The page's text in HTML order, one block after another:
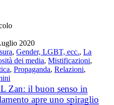
2020
,Gender, LGBT, ecc.,La
dei media,Mistificazioni,
,Propaganda,Relazioni,
Zan: il buon senso in
apre uno spiraglio